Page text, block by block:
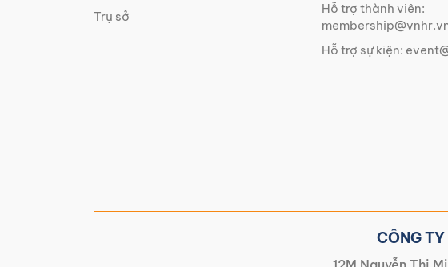
Trụ sở
Hỗ trợ thành viên:
Hỗ trợ sự kiện:
CÔNG TY